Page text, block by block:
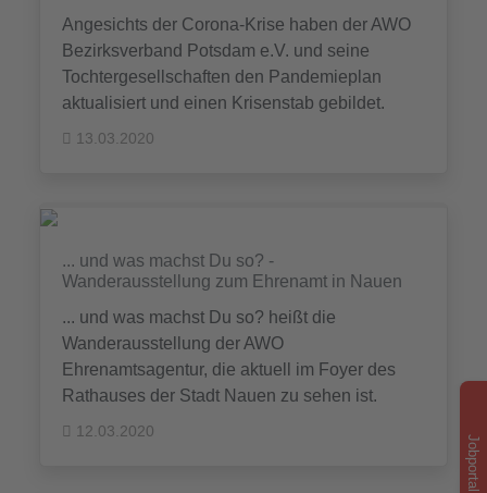
Angesichts der Corona-Krise haben der AWO
Bezirksverband Potsdam e.V. und seine
Tochtergesellschaften den Pandemieplan
aktualisiert und einen Krisenstab gebildet.
13.03.2020
... und was machst Du so? -
Wanderausstellung zum Ehrenamt in Nauen
... und was machst Du so? heißt die
Wanderausstellung der AWO
Ehrenamtsagentur, die aktuell im Foyer des
Rathauses der Stadt Nauen zu sehen ist.
12.03.2020
Jobportal